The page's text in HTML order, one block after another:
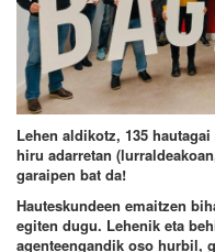
Lehen aldikotz, 135
hiru adarretan
garaipen bat da!
Hauteskundeen emaitzen
egiten dugu. Lehenik eta
agenteengandik oso hurbil,